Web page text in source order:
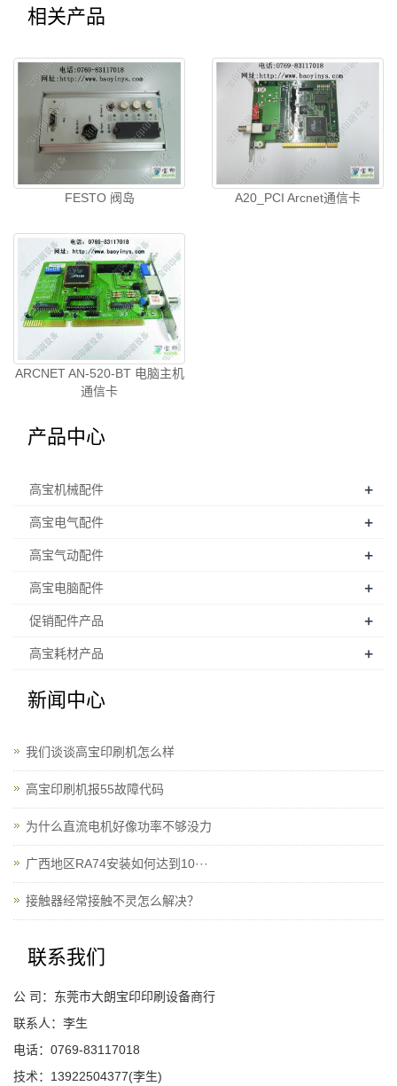
相关产品
FESTO 阀岛 A20_PCI Arcnet通信卡
ARCNET AN-520-BT 电脑主机
通信卡
产品中心
高宝机械配件 +
高宝电气配件 +
高宝气动配件 +
高宝电脑配件 +
促销配件产品 +
高宝耗材产品 +
新闻中心
我们谈谈高宝印刷机怎么样
高宝印刷机报55故障代码
为什么直流电机好像功率不够没力
广西地区RA74安装如何达到10···
接触器经常接触不灵怎么解决？
联系我们
公 司：东莞市大朗宝印印刷设备商行
联系人：李生
电话：0769-83117018
技术：13922504377(李生)